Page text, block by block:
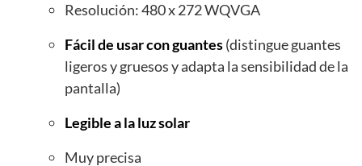
Resolución: 480 x 272 WQVGA
Fácil de usar con guantes(distingue guantes
ligeros y gruesos y adapta la sensibilidad de la
pantalla)
Legible a la luz solar
Muy precisa